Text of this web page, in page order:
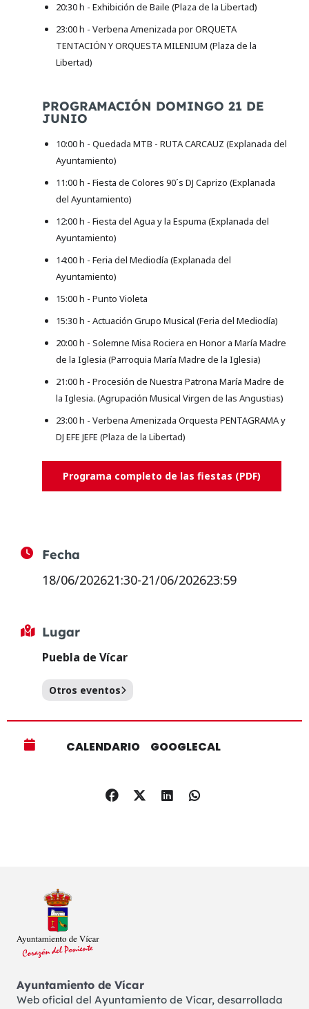
20:30 h - Exhibición de Baile (Plaza de la Libertad)
23:00 h - Verbena Amenizada por ORQUETA
TENTACIÓN Y ORQUESTA MILENIUM (Plaza de la
Libertad)
PROGRAMACIÓN DOMINGO 21 DE
JUNIO
10:00 h - Quedada MTB - RUTA CARCAUZ (Explanada del
Ayuntamiento)
11:00 h - Fiesta de Colores 90´s DJ Caprizo (Explanada
del Ayuntamiento)
12:00 h - Fiesta del Agua y la Espuma (Explanada del
Ayuntamiento)
14:00 h - Feria del Mediodía (Explanada del
Ayuntamiento)
15:00 h - Punto Violeta
15:30 h - Actuación Grupo Musical (Feria del Mediodía)
20:00 h - Solemne Misa Rociera en Honor a María Madre
de la Iglesia (Parroquia María Madre de la Iglesia)
21:00 h - Procesión de Nuestra Patrona María Madre de
la Iglesia. (Agrupación Musical Virgen de las Angustias)
23:00 h - Verbena Amenizada Orquesta PENTAGRAMA y
DJ EFE JEFE (Plaza de la Libertad)
Programa completo de las fiestas (PDF)
Fecha
18/06/202621:30-21/06/202623:59
Lugar
Puebla de Vícar
Otros eventos
CALENDARIO GOOGLECAL
Ayuntamiento de Vícar
Web oficial del Ayuntamiento de Vícar, desarrollada